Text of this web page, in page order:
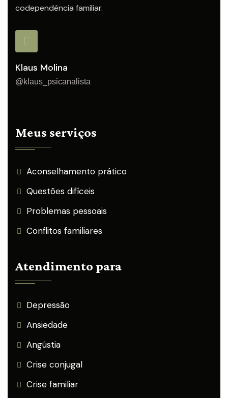
codependência familiar.
Klaus Molina
@klaus_psicanalista
Meus serviços
Aconselhamento prático
Questões difíceis
Problemas pessoais
Conflitos familiares
Atendimento para
Depressão
Ansiedade
Angústia
Crise conjugal
Crise familiar